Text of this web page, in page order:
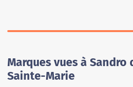
Marques vues à Sandro
Sainte-Marie